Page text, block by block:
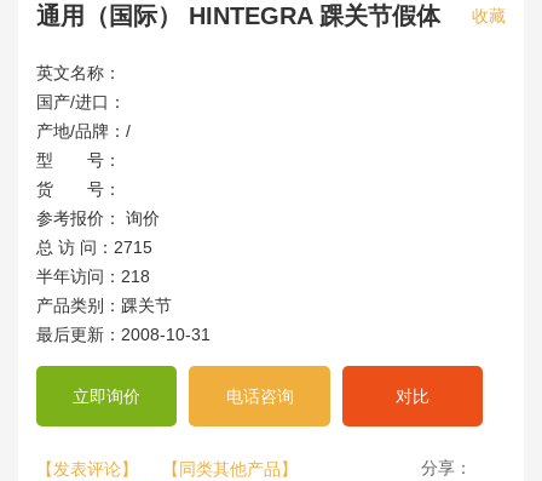
通用（国际） HINTEGRA 踝关节假体 收藏
英文名称：
国产/进口：
产地/品牌：/
型 号：
货 号：
参考报价： 询价
总 访 问：2715
半年访问：218
产品类别：踝关节
最后更新：2008-10-31
立即询价 电话咨询 对比
【发表评论】
【同类其他产品】
分享：